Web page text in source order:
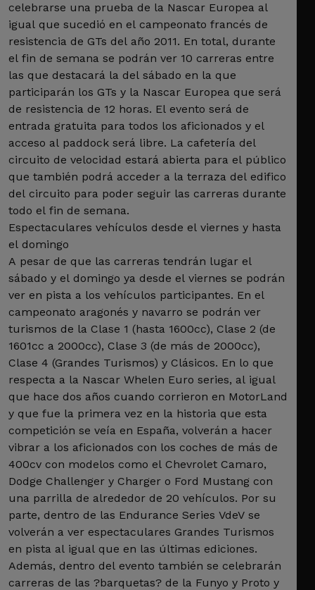
celebrarse una prueba de la Nascar Europea al
igual que sucedió en el campeonato francés de
resistencia de GTs del año 2011. En total, durante
el fin de semana se podrán ver 10 carreras entre
las que destacará la del sábado en la que
participarán los GTs y la Nascar Europea que será
de resistencia de 12 horas. El evento será de
entrada gratuita para todos los aficionados y el
acceso al paddock será libre. La cafetería del
circuito de velocidad estará abierta para el público
que también podrá acceder a la terraza del edifico
del circuito para poder seguir las carreras durante
todo el fin de semana.
Espectaculares vehículos desde el viernes y hasta
el domingo
A pesar de que las carreras tendrán lugar el
sábado y el domingo ya desde el viernes se podrán
ver en pista a los vehículos participantes. En el
campeonato aragonés y navarro se podrán ver
turismos de la Clase 1 (hasta 1600cc), Clase 2 (de
1601cc a 2000cc), Clase 3 (de más de 2000cc),
Clase 4 (Grandes Turismos) y Clásicos. En lo que
respecta a la Nascar Whelen Euro series, al igual
que hace dos años cuando corrieron en MotorLand
y que fue la primera vez en la historia que esta
competición se veía en España, volverán a hacer
vibrar a los aficionados con los coches de más de
400cv con modelos como el Chevrolet Camaro,
Dodge Challenger y Charger o Ford Mustang con
una parrilla de alrededor de 20 vehículos. Por su
parte, dentro de las Endurance Series VdeV se
volverán a ver espectaculares Grandes Turismos
en pista al igual que en las últimas ediciones.
Además, dentro del evento también se celebrarán
carreras de las ?barquetas? de la Funyo y Proto y